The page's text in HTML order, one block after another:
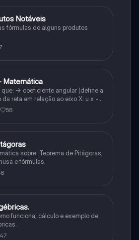
Notáveis
fórmulas de alguns produtos
Matemática
que: -> coeficiente angular (define a
reta em relação ao eixo X: u x -
linear (valor que corta o
58
sobre: Teorema de Pitágoras,
e fórmulas.
funciona, cálculo e exemplo de